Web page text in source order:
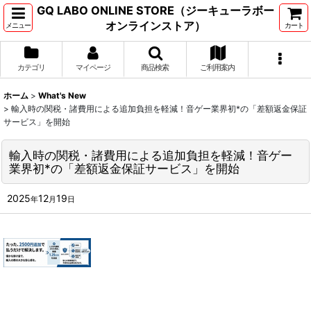
メニュー
GQ LABO ONLINE STORE（ジーキューラボー
オンラインストア）
カート
カテゴリ マイページ 商品検索 ご利用案内
ホーム > What's New
> 輸入時の関税・諸費用による追加負担を軽減！音ゲー業界初*の「差額返金保証
サービス」を開始
輸入時の関税・諸費用による追加負担を軽減！音ゲー
業界初*の「差額返金保証サービス」を開始
2025年12月19日